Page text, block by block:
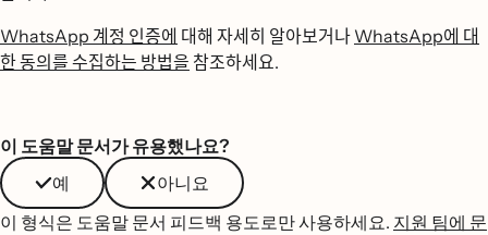
WhatsApp 계정 인증에 대해 자세히 알아보거나 WhatsApp에 대
한 동의를 수집하는 방법을 참조하세요.
이 도움말 문서가 유용했나요?
예
아니요
이 형식은 도움말 문서 피드백 용도로만 사용하세요. 지원 팀에 문